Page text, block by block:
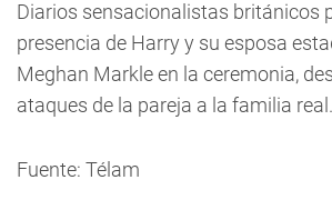
Diarios sensacionalistas británicos
presencia de Harry y su esposa
Meghan Markle en la ceremonia,
ataques de la pareja a la familia real.
Fuente: Télam